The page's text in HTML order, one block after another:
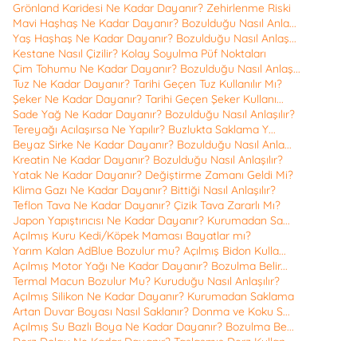
Grönland Karidesi Ne Kadar Dayanır? Zehirlenme Riski
Mavi Haşhaş Ne Kadar Dayanır? Bozulduğu Nasıl Anla...
Yaş Haşhaş Ne Kadar Dayanır? Bozulduğu Nasıl Anlaş...
Kestane Nasıl Çizilir? Kolay Soyulma Püf Noktaları
Çim Tohumu Ne Kadar Dayanır? Bozulduğu Nasıl Anlaş...
Tuz Ne Kadar Dayanır? Tarihi Geçen Tuz Kullanılır Mı?
Şeker Ne Kadar Dayanır? Tarihi Geçen Şeker Kullanı...
Sade Yağ Ne Kadar Dayanır? Bozulduğu Nasıl Anlaşılır?
Tereyağı Acılaşırsa Ne Yapılır? Buzlukta Saklama Y...
Beyaz Sirke Ne Kadar Dayanır? Bozulduğu Nasıl Anla...
Kreatin Ne Kadar Dayanır? Bozulduğu Nasıl Anlaşılır?
Yatak Ne Kadar Dayanır? Değiştirme Zamanı Geldi Mi?
Klima Gazı Ne Kadar Dayanır? Bittiği Nasıl Anlaşılır?
Teflon Tava Ne Kadar Dayanır? Çizik Tava Zararlı Mı?
Japon Yapıştırıcısı Ne Kadar Dayanır? Kurumadan Sa...
Açılmış Kuru Kedi/Köpek Maması Bayatlar mı?
Yarım Kalan AdBlue Bozulur mu? Açılmış Bidon Kulla...
Açılmış Motor Yağı Ne Kadar Dayanır? Bozulma Belir...
Termal Macun Bozulur Mu? Kuruduğu Nasıl Anlaşılır?
Açılmış Silikon Ne Kadar Dayanır? Kurumadan Saklama
Artan Duvar Boyası Nasıl Saklanır? Donma ve Koku S...
Açılmış Su Bazlı Boya Ne Kadar Dayanır? Bozulma Be...